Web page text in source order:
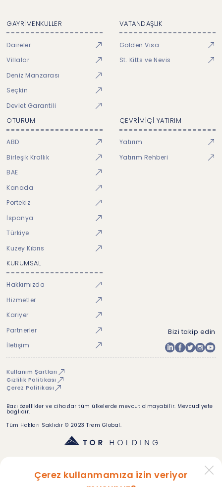
Çerez kullanmamıza izin veriyor
GAYRİMENKULLER
Daireler
Villalar
Deniz Manzarası
Seçkin
Devlet Garantili
VATANDAŞLIK
Golden Visa
St. Kitts ve Nevis
OTURUM
ABD
Birleşik Krallık
BAE
Kanada
Portekiz
İspanya
Türkiye
Kuzey Kıbrıs
ÇEVRİMİÇİ YATIRIM
Yatırım
Yatırım Rehberi
KURUMSAL
Hakkımızda
Hizmetler
Kariyer
Partnerler
İletişim
Bizi takip edin
Kullanım Şartları
Gizlilik Politikası
Çerez Politikası
Bazı özellikler ve cihazlar tüm ülkelerde mevcut olmayabilir. Mevcudiyete
bağlıdır.
Tüm Hakları Saklıdır © 2023 Trem Global.